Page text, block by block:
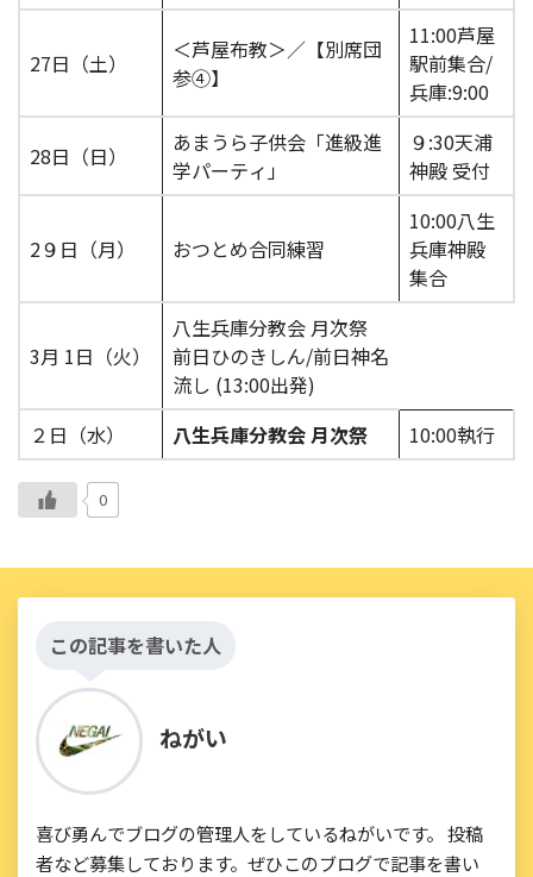
27日（土）
＜芦屋布教＞／【別席団
参④】
11:00芦屋
駅前集合/
兵庫:9:00
28日（日）
あまうら子供会「進級進
学パーティ」
９:30天浦
神殿 受付
2９日（月） おつとめ合同練習
10:00八生
兵庫神殿
集合
3月 1日（火）
八生兵庫分教会 月次祭
前日ひのきしん/前日神名
流し (13:00出発)
２日（水）
八生兵庫分教会 月次祭 10:00執行
0
この記事を書いた人
ねがい
喜び勇んでブログの管理人をしているねがいです。 投稿
者など募集しております。ぜひこのブログで記事を書い